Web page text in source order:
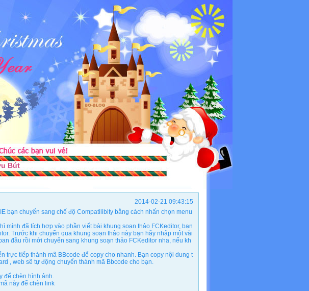
Bút
2014-02-21 09:43:15
bạn chuyển sang chế độ Compatilibity bằng cách nhấn chọn menu
mình đã tích hợp vào phần viết bài khung soạn thảo FCKeditor, bạn
Trước khi chuyển qua khung soạn thảo này bạn hãy nhập một vài
đầu rồi mới chuyển sang khung soạn thảo FCKeditor nha, nếu kh
trực tiếp thành mã BBcode để copy cho nhanh. Bạn copy nội dung t
, web sẽ tự động chuyển thành mã Bbcode cho bạn.
để chèn hình ảnh.
này để chèn link